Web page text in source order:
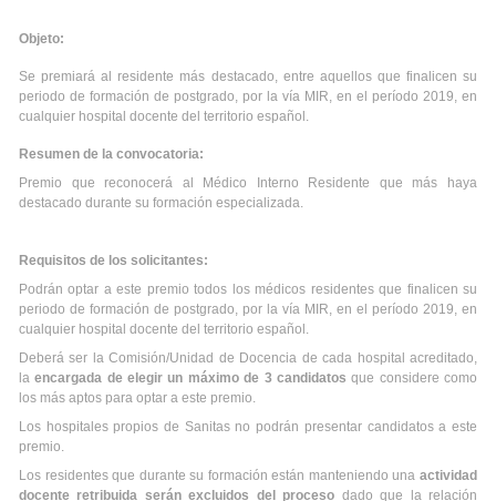
Objeto:
Se premiará al residente más destacado, entre aquellos que finalicen su
periodo de formación de postgrado, por la vía MIR, en el período 2019, en
cualquier hospital docente del territorio español.
Resumen de la convocatoria:
Premio que reconocerá al Médico Interno Residente que más haya
destacado durante su formación especializada.
Requisitos de los solicitantes:
Podrán optar a este premio todos los médicos residentes que finalicen su
periodo de formación de postgrado, por la vía MIR, en el período 2019, en
cualquier hospital docente del territorio español.
Deberá ser la Comisión/Unidad de Docencia de cada hospital acreditado,
laencargada de elegir un máximo de 3 candidatos que considere como
los más aptos para optar a este premio.
Los hospitales propios de Sanitas no podrán presentar candidatos a este
premio.
Los residentes que durante su formación están manteniendo una actividad
docente retribuida serán excluidos del proceso dado que la relación